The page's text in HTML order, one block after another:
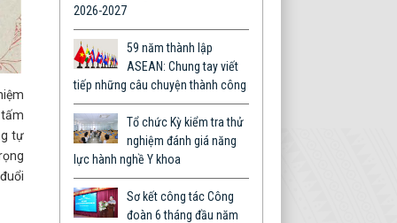
tự
2026-2027
59 năm thành lập
ASEAN: Chung tay viết
tiếp những câu chuyện thành công
Tổ chức Kỳ kiểm tra thử
nghiệm đánh giá năng
lực hành nghề Y khoa
Sơ kết công tác Công
đoàn 6 tháng đầu năm